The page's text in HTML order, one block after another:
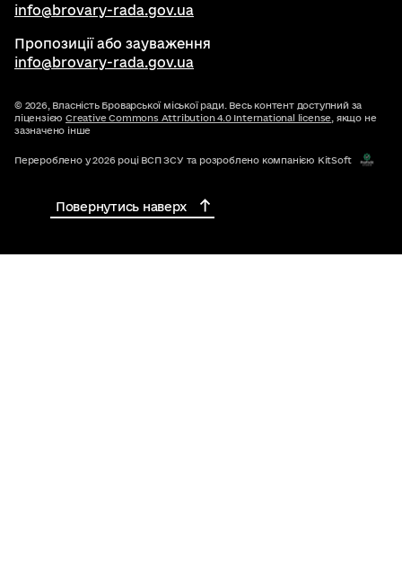
info@brovary-rada.gov.ua
Пропозиції або зауваження
info@brovary-rada.gov.ua
© 2026, Власність Броварської міської ради. Весь контент доступний за
ліцензією Creative Commons Attribution 4.0 International license , якщо не
зазначено інше
Перероблено у 2026 році ВСП ЗСУ та розроблено компанією KitSoft
Повернутись наверх